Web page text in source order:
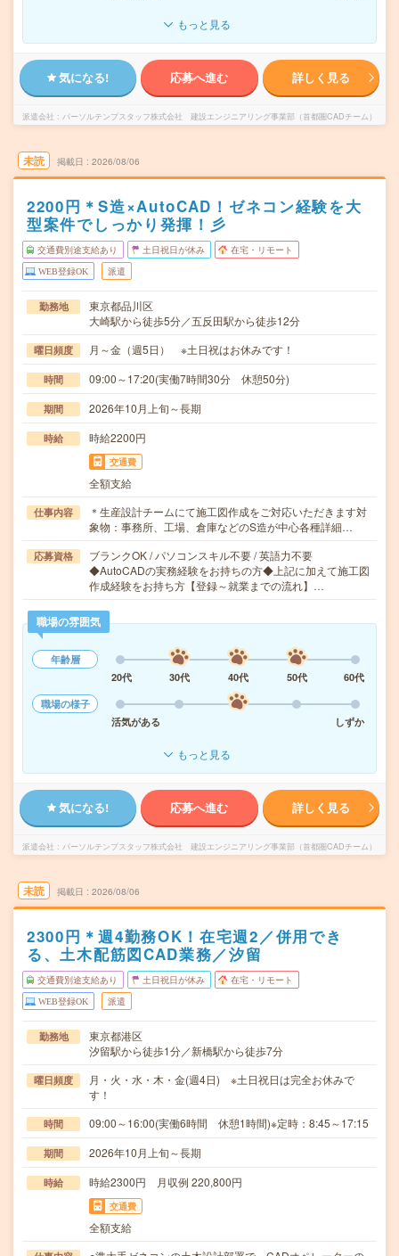
もっと見る
気になる! 応募へ進む 詳しく見る
派遣会社 パーソルテンプスタッフ株式会社 建設エンジニアリング事業部（首都圏CADチーム）
未読 掲載日 2026/08/06
2200円＊S造×AutoCAD！ゼネコン経験を大
型案件でしっかり発揮！彡
交通費別途支給あり 土日祝日が休み 在宅・リモート
WEB登録OK 派遣
勤務地
東京都品川区
大崎駅から徒歩5分／五反田駅から徒歩12分
曜日頻度 月～金（週5日） ※土日祝はお休みです！
時間 09:00～17:20(実働7時間30分 休憩50分)
期間 2026年10月上旬～長期
時給 時給2200円
交通費
全額支給
仕事内容
＊生産設計チームにて施工図作成をご対応いただきます対
象物：事務所、工場、倉庫などのS造が中心各種詳細…
応募資格
ブランクOK / パソコンスキル不要 / 英語力不要
◆AutoCADの実務経験をお持ちの方◆上記に加えて施工図
作成経験をお持ち方【登録～就業までの流れ】…
職場の雰囲気
年齢層
20代
30代 40代 50代
60代
職場の様子
活気がある
しずか
もっと見る
気になる! 応募へ進む 詳しく見る
派遣会社 パーソルテンプスタッフ株式会社 建設エンジニアリング事業部（首都圏CADチーム）
未読 掲載日 2026/08/06
2300円＊週4勤務OK！在宅週2／併用でき
る、土木配筋図CAD業務／汐留
交通費別途支給あり 土日祝日が休み 在宅・リモート
WEB登録OK 派遣
勤務地
東京都港区
汐留駅から徒歩1分／新橋駅から徒歩7分
曜日頻度
月・火・水・木・金(週4日) ※土日祝日は完全お休みで
す！
時間 09:00～16:00(実働6時間 休憩1時間)※定時：8:45～17:15
期間 2026年10月上旬～長期
時給 時給2300円 月収例 220,800円
交通費
全額支給